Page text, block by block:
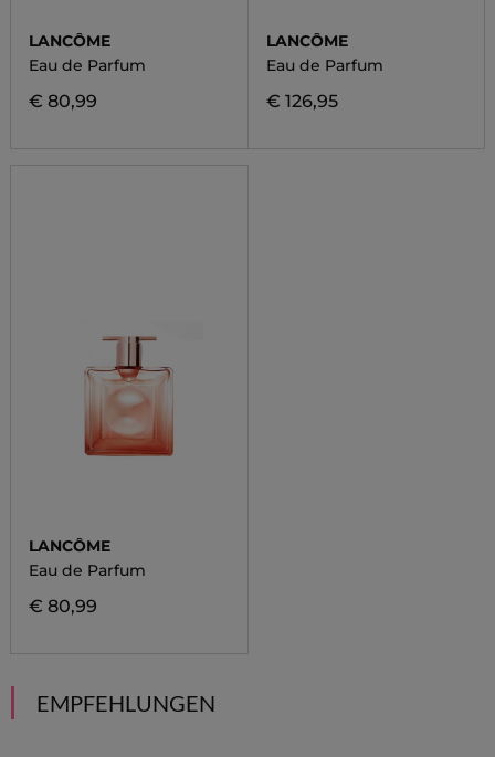
LANCÔME
Eau de Parfum
€ 80,99
LANCÔME
Eau de Parfum
€ 126,95
LANCÔME
Eau de Parfum
€ 80,99
EMPFEHLUNGEN